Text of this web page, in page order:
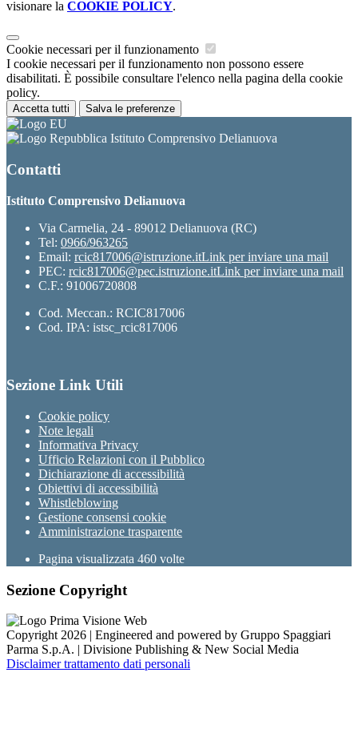
visionare la COOKIE POLICY.
Cookie necessari per il funzionamento
I cookie necessari per il funzionamento non possono essere
disabilitati. È possibile consultare l'elenco nella pagina della cookie
policy.
Accetta tutti Salva le preferenze
Istituto Comprensivo Delianuova
Contatti
Istituto Comprensivo Delianuova
Via Carmelia, 24 - 89012 Delianuova (RC)
Tel: 0966/963265
Email: rcic817006@istruzione.itLink per inviare una mail
PEC: rcic817006@pec.istruzione.itLink per inviare una mail
C.F.: 91006720808
Cod. Meccan.: RCIC817006
Cod. IPA: istsc_rcic817006
Sezione Link Utili
Cookie policy
Note legali
Informativa Privacy
Ufficio Relazioni con il Pubblico
Dichiarazione di accessibilità
Obiettivi di accessibilità
Whistleblowing
Gestione consensi cookie
Amministrazione trasparente
Pagina visualizzata 460 volte
Sezione Copyright
Copyright 2026 | Engineered and powered by Gruppo Spaggiari
Parma S.p.A. | Divisione Publishing & New Social Media
Disclaimer trattamento dati personali